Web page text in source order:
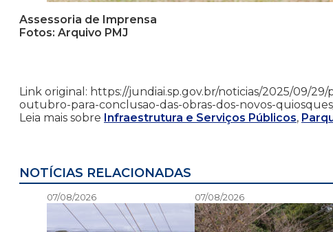
Assessoria de Imprensa
Fotos: Arquivo PMJ
Link original: https://jundiai.sp.gov.br/noticias/2025/09/
outubro-para-conclusao-das-obras-dos-novos-
Leia mais sobre Infraestrutura e Serviços Públicos,
NOTÍCIAS RELACIONADAS
07/08/2026 07/08/2026